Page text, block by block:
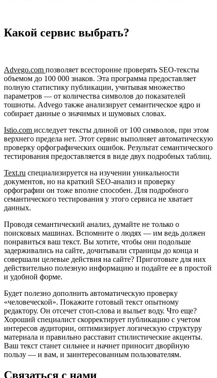
Какой сервис выбрать?
Advego.com позволяет всесторонне проверять SEO-тексты
объемом до 100 000 знаков. Эта программа предоставляет
полную статистику публикации, учитывая множество
параметров — от количества символов до показателей
тошноты. Advego также анализирует семантическое ядро и
собирает данные о значимых и шумовых словах.
Istio.com исследует тексты длиной от 100 символов, при этом
верхнего предела нет. Этот сервис выполняет автоматическую
проверку орфографических ошибок. Результат семантического
тестирования предоставляется в виде двух подробных таблиц.
Text.ru специализируется на изучении уникальности
документов, но на краткий SEO-анализ и проверку
орфографии он тоже вполне способен. Для подробного
семантического тестирования у этого сервиса не хватает
данных.
Проводя семантический анализ, думайте не только о
поисковых машинах. Вспомните о людях — им ведь должен
понравиться ваш текст. Вы хотите, чтобы они подольше
задерживались на сайте, дочитывали страницы до конца и
совершали целевые действия на сайте? Приготовьте для них
действительно полезную информацию и подайте ее в простой
и удобной форме.
Будет полезно дополнить автоматическую проверку
«человеческой». Покажите готовый текст опытному
редактору. Он отсечет стоп-слова и выльет воду. Что еще?
Хороший специалист скорректирует публикацию с учетом
интересов аудитории, оптимизирует логическую структуру
материала и правильно расставит стилистические акценты.
Ваш текст станет сильнее и начнет приносит дворйную
пользу — и вам, и заинтересованным пользователям.
Связаться с нами